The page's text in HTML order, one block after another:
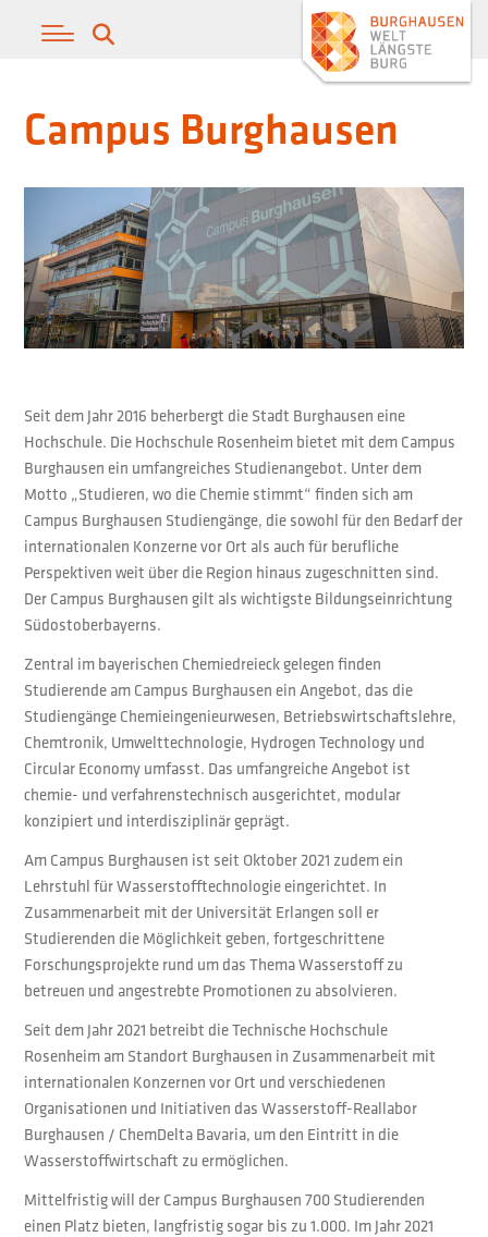
Campus Burghausen
Seit dem Jahr 2016 beherbergt die Stadt Burghausen eine
Hochschule. Die Hochschule Rosenheim bietet mit dem Campus
Burghausen ein umfangreiches Studienangebot. Unter dem
Motto „Studieren, wo die Chemie stimmt“ finden sich am
Campus Burghausen Studiengänge, die sowohl für den Bedarf der
internationalen Konzerne vor Ort als auch für berufliche
Perspektiven weit über die Region hinaus zugeschnitten sind.
Der Campus Burghausen gilt als wichtigste Bildungseinrichtung
Südostoberbayerns.
Zentral im bayerischen Chemiedreieck gelegen finden
Studierende am Campus Burghausen ein Angebot, das die
Studiengänge Chemieingenieurwesen, Betriebswirtschaftslehre,
Chemtronik, Umwelttechnologie, Hydrogen Technology und
Circular Economy umfasst. Das umfangreiche Angebot ist
chemie- und verfahrenstechnisch ausgerichtet, modular
konzipiert und interdisziplinär geprägt.
Am Campus Burghausen ist seit Oktober 2021 zudem ein
Lehrstuhl für Wasserstofftechnologie eingerichtet. In
Zusammenarbeit mit der Universität Erlangen soll er
Studierenden die Möglichkeit geben, fortgeschrittene
Forschungsprojekte rund um das Thema Wasserstoff zu
betreuen und angestrebte Promotionen zu absolvieren.
Seit dem Jahr 2021 betreibt die Technische Hochschule
Rosenheim am Standort Burghausen in Zusammenarbeit mit
internationalen Konzernen vor Ort und verschiedenen
Organisationen und Initiativen das Wasserstoff-Reallabor
Burghausen / ChemDelta Bavaria, um den Eintritt in die
Wasserstoffwirtschaft zu ermöglichen.
Mittelfristig will der Campus Burghausen 700 Studierenden
einen Platz bieten, langfristig sogar bis zu 1.000. Im Jahr 2021